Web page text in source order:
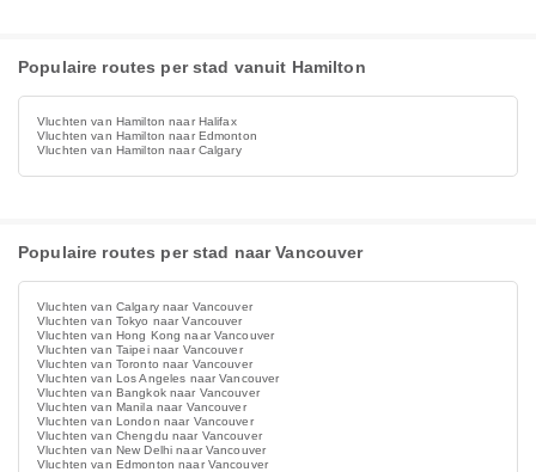
Populaire routes per stad vanuit Hamilton
Vluchten van Hamilton naar Halifax
Vluchten van Hamilton naar Edmonton
Vluchten van Hamilton naar Calgary
Populaire routes per stad naar Vancouver
Vluchten van Calgary naar Vancouver
Vluchten van Tokyo naar Vancouver
Vluchten van Hong Kong naar Vancouver
Vluchten van Taipei naar Vancouver
Vluchten van Toronto naar Vancouver
Vluchten van Los Angeles naar Vancouver
Vluchten van Bangkok naar Vancouver
Vluchten van Manila naar Vancouver
Vluchten van London naar Vancouver
Vluchten van Chengdu naar Vancouver
Vluchten van New Delhi naar Vancouver
Vluchten van Edmonton naar Vancouver